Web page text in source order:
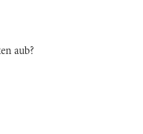
aub?